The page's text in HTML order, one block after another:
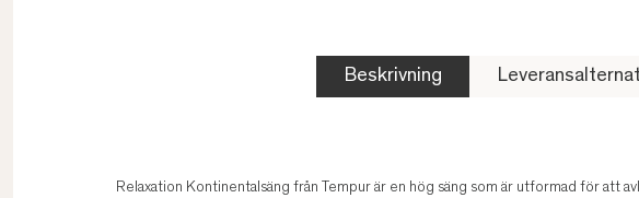
Beskrivning
Relaxation Kontinentalsäng från Tempur är en hög säng som är utformad för att